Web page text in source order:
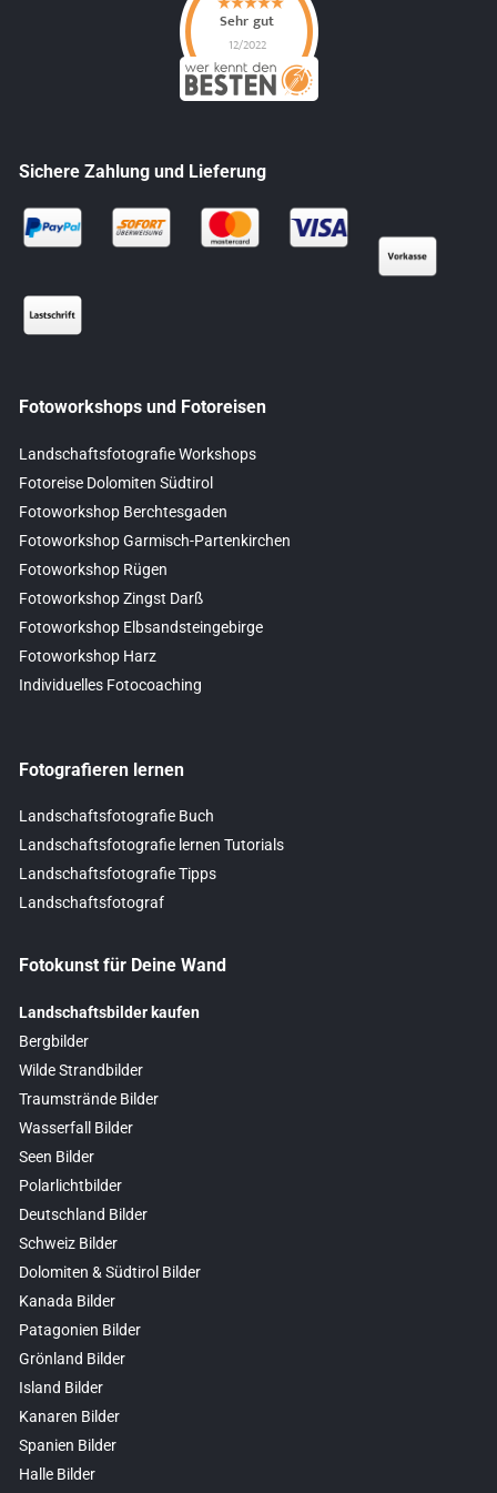
Sichere Zahlung und Lieferung
Fotoworkshops und Fotoreisen
Landschaftsfotografie Workshops
Fotoreise Dolomiten Südtirol
Fotoworkshop Berchtesgaden
Fotoworkshop Garmisch-Partenkirchen
Fotoworkshop Rügen
Fotoworkshop Zingst Darß
Fotoworkshop Elbsandsteingebirge
Fotoworkshop Harz
Individuelles Fotocoaching
Fotografieren lernen
Landschaftsfotografie Buch
Landschaftsfotografie lernen Tutorials
Landschaftsfotografie Tipps
Landschaftsfotograf
Fotokunst für Deine Wand
Landschaftsbilder kaufen
Bergbilder
Wilde Strandbilder
Traumstrände Bilder
Wasserfall Bilder
Seen Bilder
Polarlichtbilder
Deutschland Bilder
Schweiz Bilder
Dolomiten & Südtirol Bilder
Kanada Bilder
Patagonien Bilder
Grönland Bilder
Island Bilder
Kanaren Bilder
Spanien Bilder
Halle Bilder